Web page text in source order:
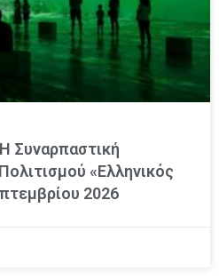
Συναρπαστική
«Ελληνικός
2026